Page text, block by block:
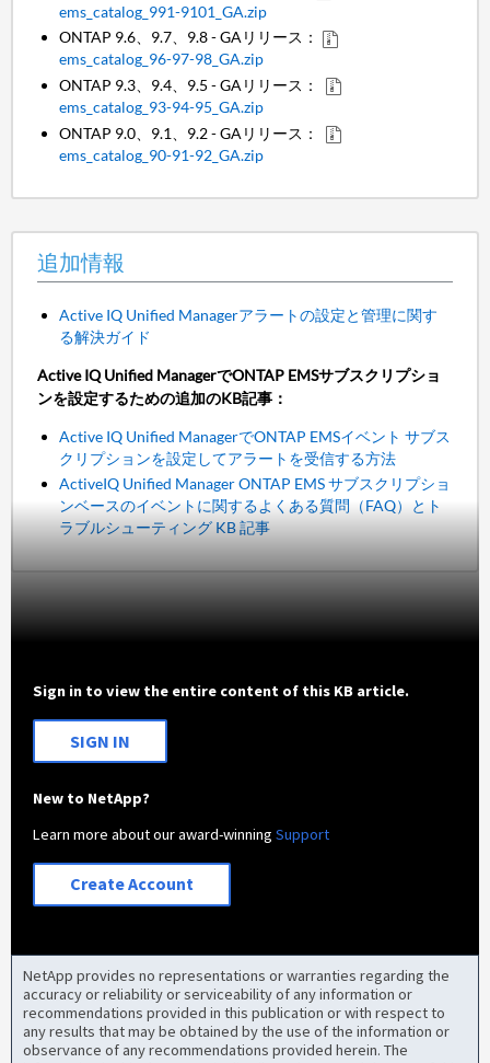
ems_catalog_991-9101_GA.zip
ONTAP 9.6、9.7、9.8 - GAリリース：
ems_catalog_96-97-98_GA.zip
ONTAP 9.3、9.4、9.5 - GAリリース：
ems_catalog_93-94-95_GA.zip
ONTAP 9.0、9.1、9.2 - GAリリース：
ems_catalog_90-91-92_GA.zip
追加情報
Active IQ Unified Managerアラートの設定と管理に関す
る解決ガイド
Active IQ Unified ManagerでONTAP EMSサブスクリプショ
ンを設定するための追加のKB記事：
Active IQ Unified ManagerでONTAP EMSイベント サブス
クリプションを設定してアラートを受信する方法
ActiveIQ Unified Manager ONTAP EMS サブスクリプショ
ンベースのイベントに関するよくある質問（FAQ）とト
ラブルシューティング KB 記事
Sign in to view the entire content of this KB article.
SIGN IN
New to NetApp?
Learn more about our award-winningSupport
Create Account
NetApp provides no representations or warranties regarding the
accuracy or reliability or serviceability of any information or
recommendations provided in this publication or with respect to
any results that may be obtained by the use of the information or
observance of any recommendations provided herein. The